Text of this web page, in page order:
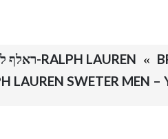
RALPH LAUREN-ראלף לורן